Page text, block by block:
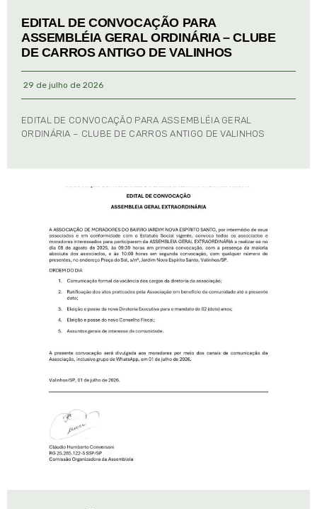
EDITAL DE CONVOCAÇÃO PARA
ASSEMBLÉIA GERAL ORDINÁRIA – CLUBE
DE CARROS ANTIGO DE VALINHOS
29 de julho de 2026
EDITAL DE CONVOCAÇÃO PARA ASSEMBLÉIA GERAL
ORDINÁRIA – CLUBE DE CARROS ANTIGO DE VALINHOS